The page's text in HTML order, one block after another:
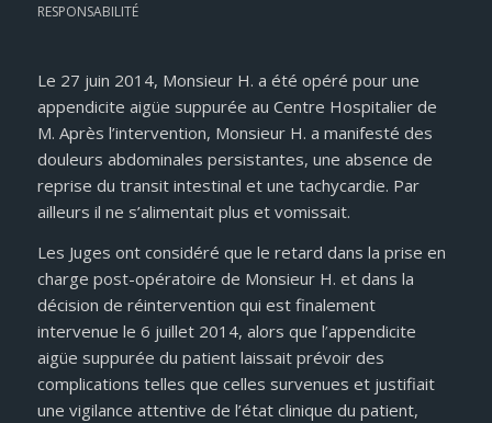
RESPONSABILITÉ
Le 27 juin 2014, Monsieur H. a été opéré pour une
appendicite aigüe suppurée au Centre Hospitalier de
M. Après l’intervention, Monsieur H. a manifesté des
douleurs abdominales persistantes, une absence de
reprise du transit intestinal et une tachycardie. Par
ailleurs il ne s’alimentait plus et vomissait.
Les Juges ont considéré que le retard dans la prise en
charge post-opératoire de Monsieur H. et dans la
décision de réintervention qui est finalement
intervenue le 6 juillet 2014, alors que l’appendicite
aigüe suppurée du patient laissait prévoir des
complications telles que celles survenues et justifiait
une vigilance attentive de l’état clinique du patient,